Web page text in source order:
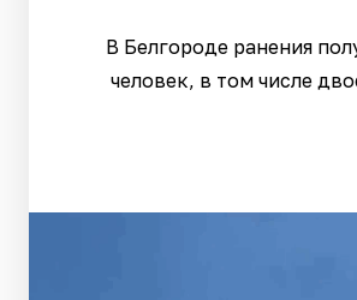
В Белгороде ранения
человек, в том числе